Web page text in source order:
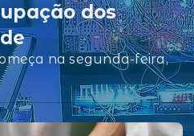
dos
na segunda-feira,